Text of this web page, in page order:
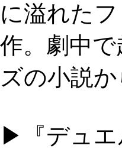
に溢れた
作。劇中
ズの小説
▶『デュエ